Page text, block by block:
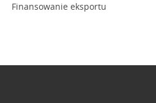
Finansowanie eksportu